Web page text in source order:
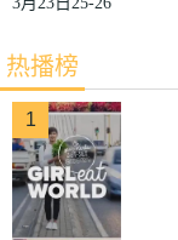
轮雷恩VS梅
斯
热播榜
1